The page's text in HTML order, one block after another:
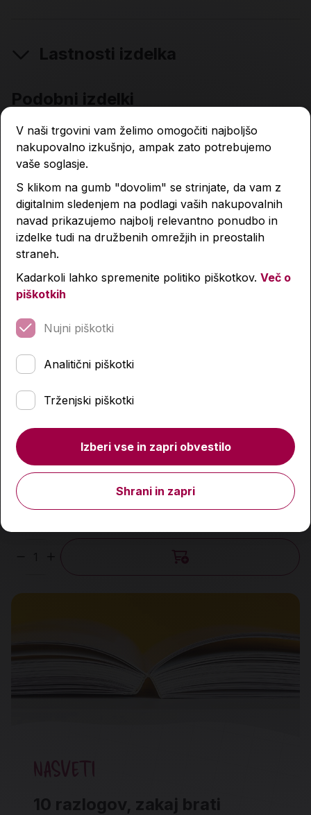
Lastnosti izdelka
Podobni izdelki
Strmenje
19,95 €
Količina
NASVETI
10 razlogov, zakaj brati
V naši trgovini vam želimo omogočiti najboljšo
nakupovalno izkušnjo, ampak zato potrebujemo
vaše soglasje.
S klikom na gumb "dovolim" se strinjate, da vam z
digitalnim sledenjem na podlagi vaših nakupovalnih
navad prikazujemo najbolj relevantno ponudbo in
izdelke tudi na družbenih omrežjih in preostalih
straneh.
Kadarkoli lahko spremenite politiko piškotkov. Več o
piškotkih
Nujni piškotki
Analitični piškotki
Trženjski piškotki
Izberi vse in zapri obvestilo
Shrani in zapri